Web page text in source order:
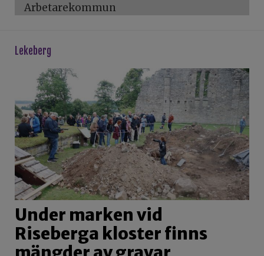
Arbetarekommun
lekeberg
Under marken vid
Riseberga kloster finns